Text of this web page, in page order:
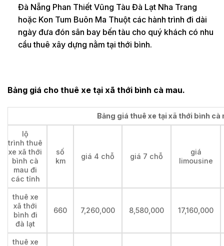
Đà Nẵng Phan Thiết Vũng Tàu Đà Lạt Nha Trang
hoặc Kon Tum Buôn Ma Thuột các hành trình đi dài
ngày đưa đón sân bay bến tàu cho quý khách có nhu
cầu thuê xây dựng nằm tại thới bình.
Bảng giá cho thuê xe tại xã thới bình cà mau.
Bảng giá thuê xe tại xã thới bình cà
lộ
trình thuê
xe xã thới
bình cà
mau đi
các tỉnh
số
km
giá 4 chỗ giá 7 chỗ
giá
limousine
thuê xe
xã thới
bình đi
đà lạt
660 7,260,000 8,580,000 17,160,000
thuê xe